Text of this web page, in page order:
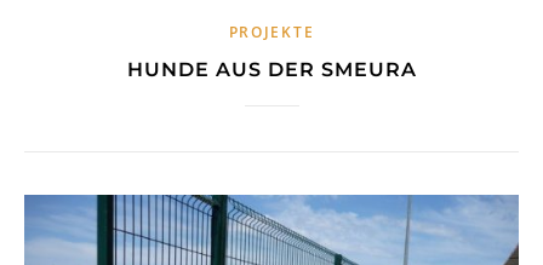
PROJEKTE
HUNDE AUS DER SMEURA